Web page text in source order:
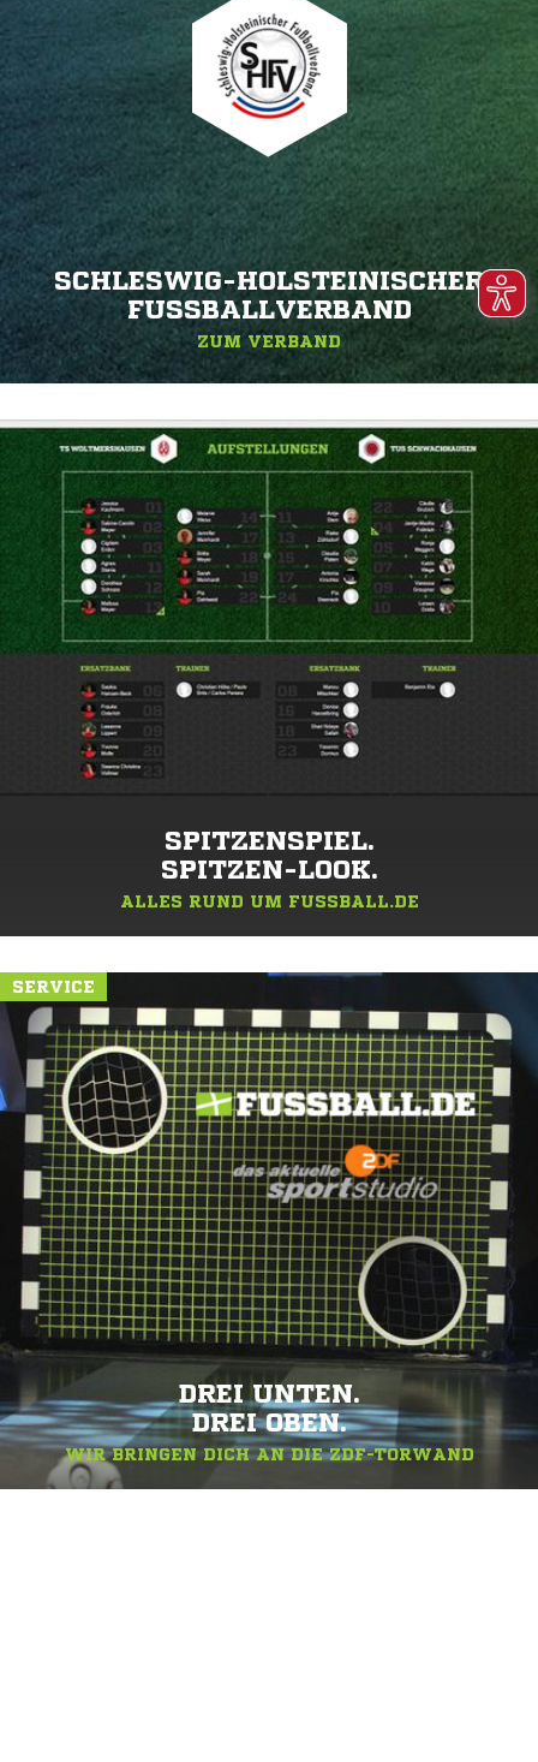
SCHLESWIG-HOLSTEINISCHER
FUSSBALLVERBAND
ZUM VERBAND
SPITZENSPIEL.
SPITZEN-LOOK.
ALLES RUND UM FUSSBALL.DE
SERVICE
DREI UNTEN.
DREI OBEN.
WIR BRINGEN DICH AN DIE ZDF-TORWAND